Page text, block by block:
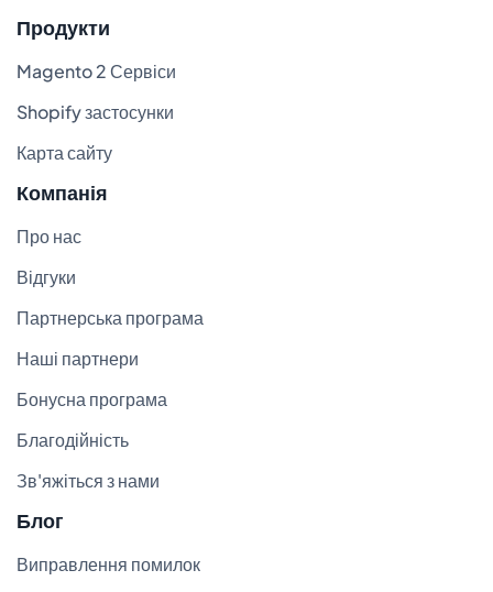
Продукти
Magento 2 Сервіси
Shopify застосунки
Карта сайту
Компанія
Про нас
Відгуки
Партнерська програма
Наші партнери
Бонусна програма
Благодійність
Зв'яжіться з нами
Блог
Виправлення помилок